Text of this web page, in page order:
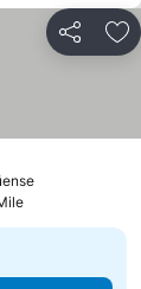
Compartir
Ver precios